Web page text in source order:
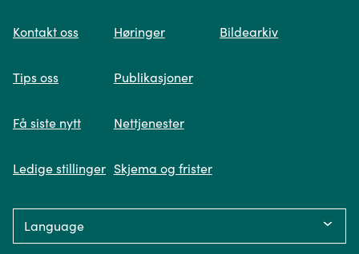
søk og viser deg vår mest relevante
Trykk på knappen under og fyll inn
Kontakt oss
Tips oss
Få siste nytt
Ledige stillinger
Høringer
Publikasjoner
Nettjenester
Skjema og frister
Bildearkiv